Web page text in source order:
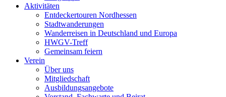
Aktivitäten
Entdeckertouren Nordhessen
Stadtwanderungen
Wanderreisen in Deutschland und Europa
HWGV-Treff
Gemeinsam feiern
Verein
Über uns
Mitgliedschaft
Ausbildungsangebote